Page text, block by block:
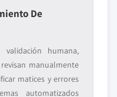
De
humana,
manualmente
matices y errores
automatizados